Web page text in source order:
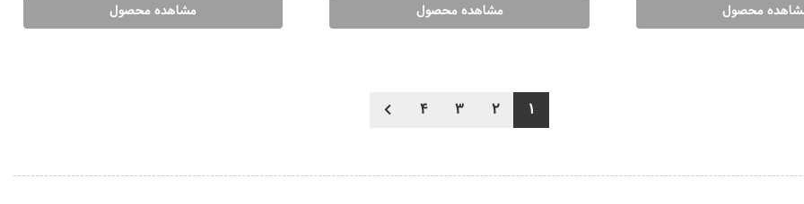
محصول مشاهده محصول مشاهده محصول
1
2
3
4